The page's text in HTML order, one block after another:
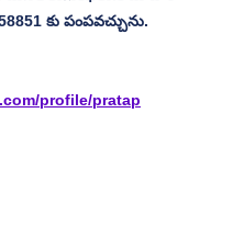
కు పంపవచ్చును.
profile/pratap